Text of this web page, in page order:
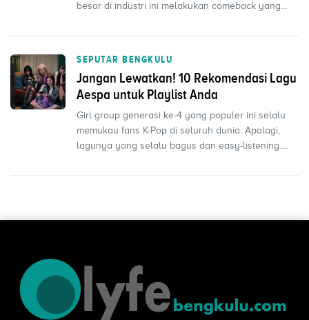
besar di industri ini melakukan comeback yang
SEPUTAR BENGKULU
Jangan Lewatkan! 10 Rekomendasi Lagu
Aespa untuk Playlist Anda
Girl group generasi ke-4 yang populer ini selalu
memukau fans K-Pop di seluruh dunia. Apalagi,
lagunya yang selalu bagus dan easy-listening.